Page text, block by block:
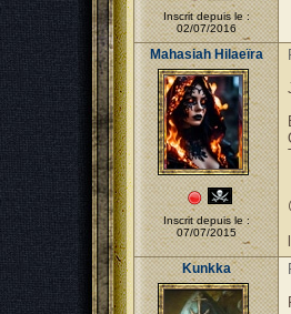
Inscrit depuis le :
02/07/2016
Mahasiah Hilaeïra
Inscrit depuis le :
07/07/2015
Kunkka